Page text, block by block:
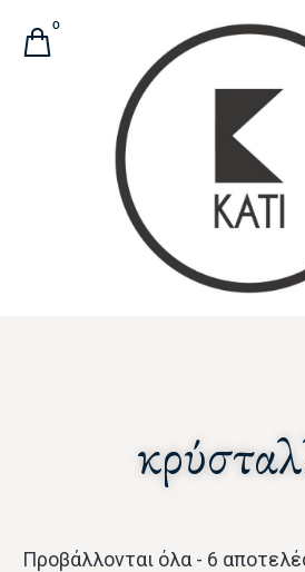
0
Προβάλλονται όλα - 6